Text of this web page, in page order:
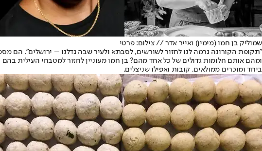
שמוליק בן חמו (מימין) ואייר אדר // צילום: פרטי
"תקופת הקורונה גרמה לנו לחזור לשורשים, לסבתא ולעיר שבה גדלנו – ירושלים", הם
ומהם אותם חלומות גדולים של כל אחד מהם? בן חמו מעוניין לחזור למטבחי העילית
ביחד ומוכרים ממולאים, קובות ואפילו שניצלים.